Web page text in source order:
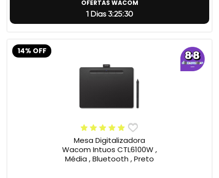
OFERTAS WACOM
1 Dias 3:25:29
14% OFF
Mesa Digitalizadora
Wacom Intuos CTL6100W ,
Média , Bluetooth , Preto